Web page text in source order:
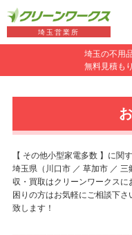
埼玉の不用
無料見積も
埼玉営業所
【 その他小型家電多数 】に関
埼玉県（川口市 ／ 草加市 ／
収・買取はクリーンワークス
困りの方はお気軽にご相談下
致します！